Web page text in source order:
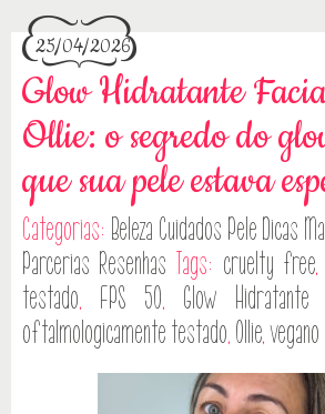
25/04/2026
Glow Hidratante
Ollie: o segredo do
que sua pele estava
Categorias: Beleza Cuidados Pele Dicas
Parcerias Resenhas Tags: cruelty free,
testado, FPS 50, Glow Hidratante
oftalmologicamente testado, Ollie,vegano